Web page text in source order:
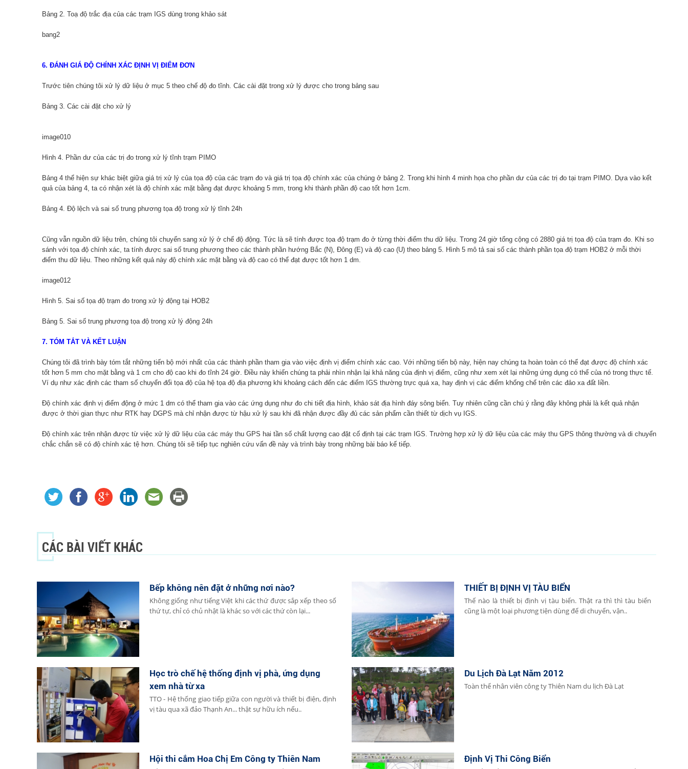
Bảng 2. Toạ độ trắc địa của các trạm IGS dùng trong khảo sát
bang2
6. ĐÁNH GIÁ ĐỘ CHÍNH XÁC ĐỊNH VỊ ĐIỂM ĐƠN
Trước tiên chúng tôi xử lý dữ liệu ở mục 5 theo chế độ đo tĩnh. Các cài đặt trong xử lý được cho trong bảng sau
Bảng 3. Các cài đặt cho xử lý
image010
Hình 4. Phần dư của các trị đo trong xử lý tĩnh trạm PIMO
Bảng 4 thể hiện sự khác biệt giữa giá trị xử lý của tọa độ của các trạm đo và giá trị tọa độ chính xác của chúng ở bảng 2. Trong khi hình 4 minh họa cho phần dư của các trị đo tại trạm PIMO. Dựa vào kết
quả của bảng 4, ta có nhận xét là độ chính xác mặt bằng đạt được khoảng 5 mm, trong khi thành phần độ cao tốt hơn 1cm.
Bảng 4. Độ lệch và sai số trung phương tọa độ trong xử lý tĩnh 24h
Cũng vẫn nguồn dữ liệu trên, chúng tôi chuyển sang xử lý ở chế độ động. Tức là sẽ tính được tọa độ trạm đo ở từng thời điểm thu dữ liệu. Trong 24 giờ tổng cộng có 2880 giá trị tọa độ của trạm đo. Khi so
sánh với tọa độ chính xác, ta tính được sai số trung phương theo các thành phần hướng Bắc (N), Đông (E) và độ cao (U) theo bảng 5. Hình 5 mô tả sai số các thành phần tọa độ trạm HOB2 ở mỗi thời
điểm thu dữ liệu. Theo những kết quả này độ chính xác mặt bằng và độ cao có thể đạt được tốt hơn 1 dm.
image012
Hình 5. Sai số tọa độ trạm đo trong xử lý động tại HOB2
Bảng 5. Sai số trung phương tọa độ trong xử lý động 24h
7. TÓM TẮT VÀ KẾT LUẬN
Chúng tôi đã trình bày tóm tắt những tiến bộ mới nhất của các thành phần tham gia vào việc định vị điểm chính xác cao. Với những tiến bộ này, hiện nay chúng ta hoàn toàn có thể đạt được độ chính xác
tốt hơn 5 mm cho mặt bằng và 1 cm cho độ cao khi đo tĩnh 24 giờ. Điều này khiến chúng ta phải nhìn nhận lại khả năng của định vị điểm, cũng như xem xét lại những ứng dụng có thể của nó trong thực tế.
Ví dụ như xác định các tham số chuyển đổi tọa độ của hệ tọa độ địa phương khi khoảng cách đến các điểm IGS thường trực quá xa, hay định vị các điểm khống chế trên các đảo xa đất liền.
Độ chính xác định vị điểm động ở mức 1 dm có thể tham gia vào các ứng dụng như đo chi tiết địa hình, khảo sát địa hình đáy sông biển. Tuy nhiên cũng cần chú ý rằng đây không phải là kết quả nhận
được ở thời gian thực như RTK hay DGPS mà chỉ nhận được từ hậu xử lý sau khi đã nhận được đầy đủ các sản phẩm cần thiết từ dịch vụ IGS.
Độ chính xác trên nhận được từ việc xử lý dữ liệu của các máy thu GPS hai tần số chất lượng cao đặt cố định tại các trạm IGS. Trường hợp xử lý dữ liệu của các máy thu GPS thông thường và di chuyển
chắc chắn sẽ có độ chính xác tệ hơn. Chúng tôi sẽ tiếp tục nghiên cứu vấn đề này và trình bày trong những bài báo kế tiếp.
CÁC BÀI VIẾT KHÁC
Bếp không nên đặt ở những nơi nào?
Không giống như tiếng Việt khi các thứ được sắp xếp theo số
thứ tự, chỉ có chủ nhật là khác so với các thứ còn lại...
THIẾT BỊ ĐỊNH VỊ TÀU BIỂN
Thế nào là thiết bị định vị tàu biển. Thật ra thì thì tàu biển
cũng là một loại phương tiện dùng để di chuyển, vận..
Học trò chế hệ thống định vị phà, ứng dụng
xem nhà từ xa
TTO - Hệ thống giao tiếp giữa con người và thiết bị điện, định
vị tàu qua xã đảo Thạnh An... thật sự hữu ích nếu..
Du Lịch Đà Lạt Năm 2012
Toàn thể nhân viên công ty Thiên Nam du lịch Đà Lạt
Hội thi cắm Hoa Chị Em Công ty Thiên Nam Định Vị Thi Công Biển